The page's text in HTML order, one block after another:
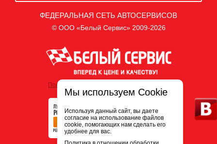
ФЕДЕРАЛЬНАЯ СЕТЬ АВТОСЕРВИСОВ
© ООО «Белый Сервис» 2009-2026
Политика обработки персональных данных
Мы используем Cookie
Используя данный сайт, вы даете
согласие на использование файлов
cookie, помогающих нам сделать его
удобнее для вас.